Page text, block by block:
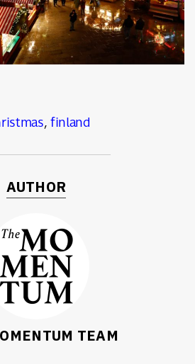
,finland
AUTHOR
TEAM